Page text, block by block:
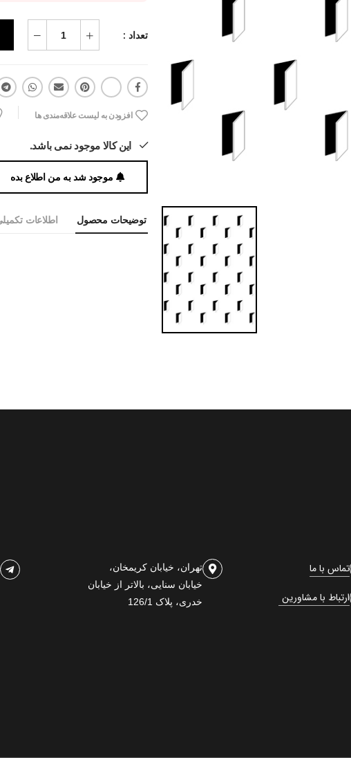
تعداد :
افزودن به لیست علاقه‌مندی ها
این کالا موجود نمی باشد.
موجود شد به من اطلاع بده
توضیحات محصول اطلاعات
تماس با ما
ارتباط با مشاورین
تهران، خیابان کریمخان،
خیابان سنایی، بالاتر از خیابان
خدری، پلاک 126/1